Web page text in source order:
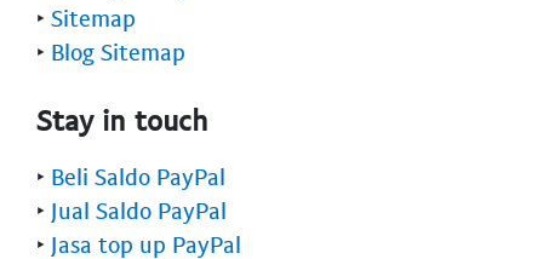
‣ Sitemap
‣ Blog Sitemap
Stay in touch
‣ Beli Saldo PayPal
‣ Jual Saldo PayPal
‣ Jasa top up PayPal